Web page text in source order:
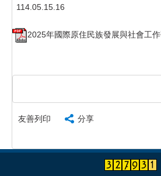
114.05.15.16
2025年國際原住民族發展與社會工
友善列印 分享